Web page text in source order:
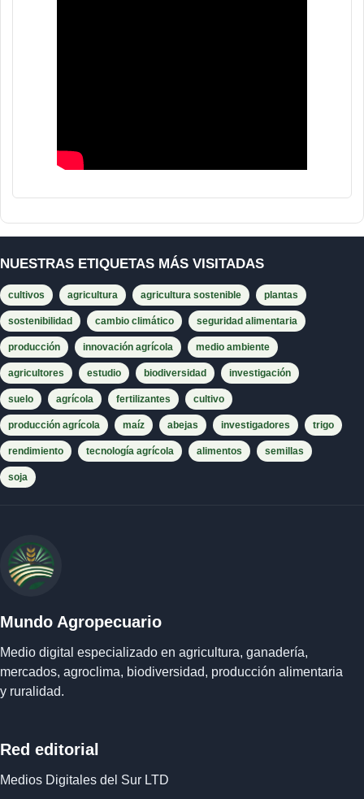
NUESTRAS ETIQUETAS MÁS VISITADAS
cultivos agricultura agricultura sostenible plantas
sostenibilidad cambio climático seguridad alimentaria
producción innovación agrícola medio ambiente
agricultores estudio biodiversidad investigación
suelo agrícola fertilizantes cultivo
producción agrícola maíz abejas investigadores trigo
rendimiento tecnología agrícola alimentos semillas
soja
Mundo Agropecuario
Medio digital especializado en agricultura, ganadería,
mercados, agroclima, biodiversidad, producción alimentaria
y ruralidad.
Red editorial
Medios Digitales del Sur LTD